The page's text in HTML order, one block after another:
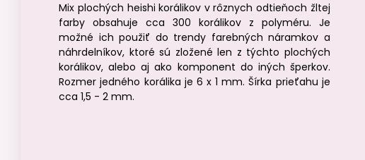
Mix plochých heishi korálikov v rôznych odtieňoch žltej
farby obsahuje cca 300 korálikov z polyméru. Je
možné ich použiť do trendy farebných náramkov a
náhrdelníkov, ktoré sú zložené len z týchto plochých
korálikov, alebo aj ako komponent do iných šperkov.
Rozmer jedného korálika je 6 x 1 mm. Šírka prieťahu je
cca 1,5 - 2 mm.